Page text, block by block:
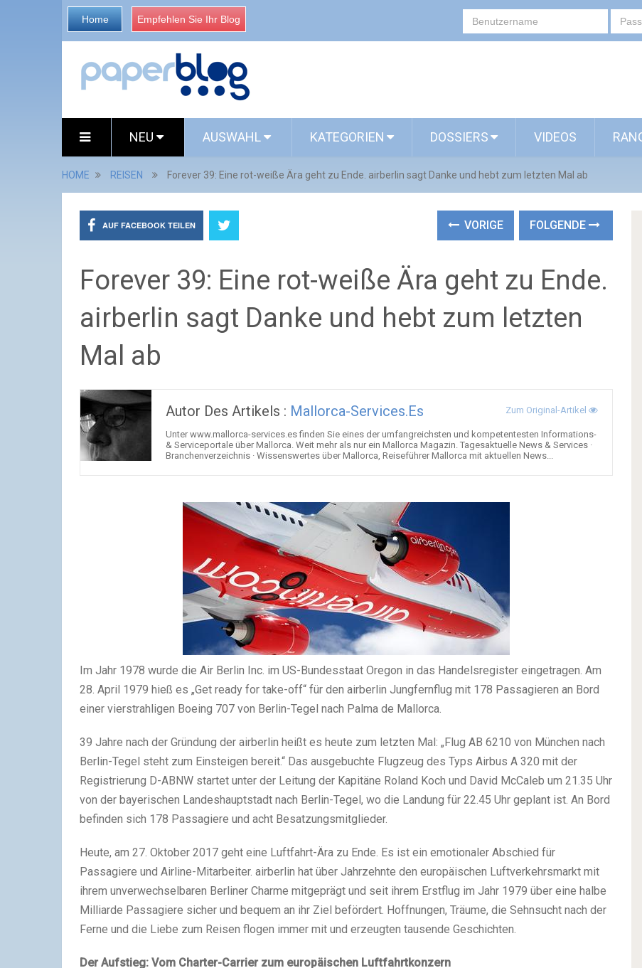
Home Empfehlen Sie Ihr Blog
NEU AUSWAHL KATEGORIEN DOSSIERS VIDEOS
HOME REISEN Forever 39: Eine rot-weiße Ära geht zu Ende. airberlin sagt Danke und hebt zum letzten Mal ab
AUF FACEBOOK TEILEN VORIGE FOLGENDE
Forever 39: Eine rot-weiße Ära geht zu Ende.
airberlin sagt Danke und hebt zum letzten
Mal ab
Autor Des Artikels : Mallorca-Services.es Zum Original-Artikel
Unter www.mallorca-services.es finden Sie eines der umfangreichsten und kompetentesten Informations-
& Serviceportale über Mallorca. Weit mehr als nur ein Mallorca Magazin. Tagesaktuelle News & Services ·
Branchenverzeichnis · Wissenswertes über Mallorca, Reiseführer Mallorca mit aktuellen News...
Im Jahr 1978 wurde die Air Berlin Inc. im US-Bundesstaat Oregon in das Handelsregister eingetragen. Am
28. April 1979 hieß es „Get ready for take-off“ für den airberlin Jungfernflug mit 178 Passagieren an Bord
einer vierstrahligen Boeing 707 von Berlin-Tegel nach Palma de Mallorca.
39 Jahre nach der Gründung der airberlin heißt es heute zum letzten Mal: „Flug AB 6210 von München nach
Berlin-Tegel steht zum Einsteigen bereit.“ Das ausgebuchte Flugzeug des Typs Airbus A 320 mit der
Registrierung D-ABNW startet unter der Leitung der Kapitäne Roland Koch und David McCaleb um 21.35 Uhr
von der bayerischen Landeshauptstadt nach Berlin-Tegel, wo die Landung für 22.45 Uhr geplant ist. An Bord
befinden sich 178 Passagiere und acht Besatzungsmitglieder.
Heute, am 27. Oktober 2017 geht eine Luftfahrt-Ära zu Ende. Es ist ein emotionaler Abschied für
Passagiere und Airline-Mitarbeiter. airberlin hat über Jahrzehnte den europäischen Luftverkehrsmarkt mit
ihrem unverwechselbaren Berliner Charme mitgeprägt und seit ihrem Erstflug im Jahr 1979 über eine halbe
Milliarde Passagiere sicher und bequem an ihr Ziel befördert. Hoffnungen, Träume, die Sehnsucht nach der
Ferne und die Liebe zum Reisen flogen immer mit und erzeugten tausende Geschichten.
Der Aufstieg: Vom Charter-Carrier zum europäischen Luftfahrtkonzern